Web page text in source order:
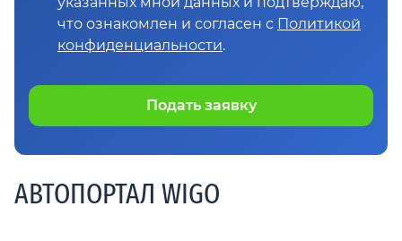
что ознакомлен и согласен с Политикой
конфиденциальности.
Подать заявку
АВТОПОРТАЛ WIGO